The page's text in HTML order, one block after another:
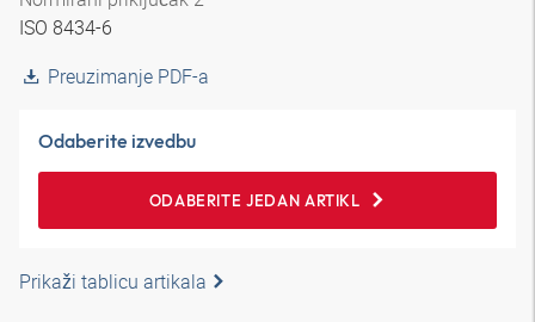
ISO 8434-6
Preuzimanje PDF-a
Odaberite izvedbu
ODABERITE JEDAN ARTIKL
Prikaži tablicu artikala